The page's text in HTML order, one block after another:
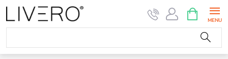
Prejsť
na
obsah
KOŠÍK